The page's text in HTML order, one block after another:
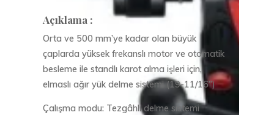
Açıklama :
Orta ve 500 mm’ye kadar olan büyük
çaplarda yüksek frekanslı motor ve otomatik
besleme ile standlı karot alma işleri için,
elmaslı ağır yük delme sistemi (19-11/16”)
Çalışma modu: Tezgâhlı delme sistemi